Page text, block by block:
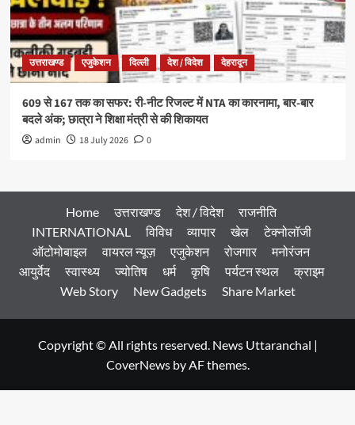
उत्तराखण्ड एजुकेशन दिल्ली देश / विदेश देहरादून
609 से 167 तक का सफर: री-नीट रिजल्ट में NTA का कारनामा, बार-बार
बदले अंक; छात्रा ने शिक्षा मंत्री से की शिकायत
admin 18 July 2026 0
Home उत्तराखण्ड देश / विदेश
राजनीति
INTERNATIONAL
विविध व्यापार खेल
टेक्नोलॉजी
ऑटोमोबाइल
वायरल न्यूज़ एजुकेशन रोजगार
मनोरंजन
आयुर्वेद
स्वास्थ्य ज्योतिष धर्म कृषि पर्यटन स्थल
क्राइम
Web Story
New Gadgets Share Market
Copyright © All rights reserved. News Uttaranchal |
CoverNewsby AF themes.